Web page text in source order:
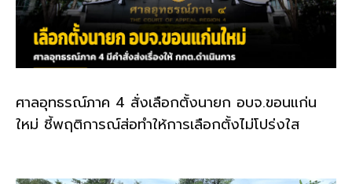
ศาลอุทธรณ์ภาค 4 สั่งเลือกตั้งนายก อบจ.ขอนแก่น
ใหม่ ชี้พฤติการณ์ส่อทำให้การเลือกตั้งไม่โปร่งใส